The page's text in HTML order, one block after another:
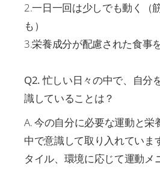
2.一日一回は少しでも動く（
も）
3.栄養成分が配慮された食事
Q2. 忙しい日々の中で、自分
識していることは？
A. 今の自分に必要な運動と栄
中で意識して取り入れていま
タイル、環境に応じて運動メ